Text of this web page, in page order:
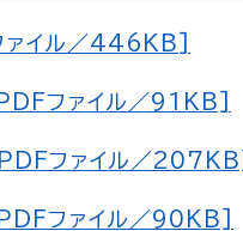
ァイル／446KB]
ファイル／91KB]
ファイル／207KB]
ファイル／90KB]